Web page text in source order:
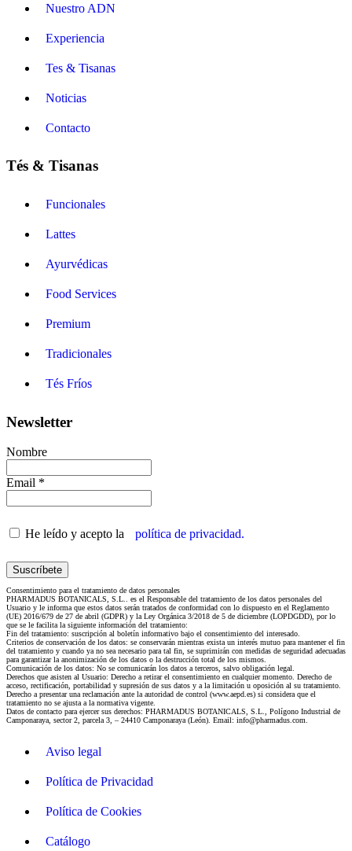
Nuestro ADN
Experiencia
Tes & Tisanas
Noticias
Contacto
Tés & Tisanas
Funcionales
Lattes
Ayurvédicas
Food Services
Premium
Tradicionales
Tés Fríos
Newsletter
Nombre
Email *
He leído y acepto la política de privacidad.
Consentimiento para el tratamiento de datos personales
PHARMADUS BOTANICALS, S.L.. es el Responsable del tratamiento de los datos personales del
Usuario y le informa que estos datos serán tratados de conformidad con lo dispuesto en el Reglamento
(UE) 2016/679 de 27 de abril (GDPR) y la Ley Orgánica 3/2018 de 5 de diciembre (LOPDGDD), por lo
que se le facilita la siguiente información del tratamiento:
Fin del tratamiento: suscripción al boletín informativo bajo el consentimiento del interesado.
Criterios de conservación de los datos: se conservarán mientras exista un interés mutuo para mantener el fin
del tratamiento y cuando ya no sea necesario para tal fin, se suprimirán con medidas de seguridad adecuadas
para garantizar la anonimización de los datos o la destrucción total de los mismos.
Comunicación de los datos: No se comunicarán los datos a terceros, salvo obligación legal.
Derechos que asisten al Usuario: Derecho a retirar el consentimiento en cualquier momento. Derecho de
acceso, rectificación, portabilidad y supresión de sus datos y a la limitación u oposición al su tratamiento.
Derecho a presentar una reclamación ante la autoridad de control (www.aepd.es) si considera que el
tratamiento no se ajusta a la normativa vigente.
Datos de contacto para ejercer sus derechos: PHARMADUS BOTANICALS, S.L., Polígono Industrial de
Camponaraya, sector 2, parcela 3, – 24410 Camponaraya (León). Email: info@pharmadus.com.
Aviso legal
Política de Privacidad
Política de Cookies
Catálogo